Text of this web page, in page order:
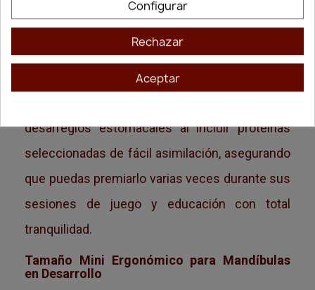
provocarles gases o malas digestiones. La
respuesta experta deQuibropetses la fórmula
equilibrada para perros cachorros. Esta
desarreglos estomacales al incluir proteínas
seleccionadas de fácil asimilación, asegurando
que puedas premiarlo varias veces durante sus
sesiones de juego y educación con total
tranquilidad.
Tamaño Mini Ergonómico para Mandíbulas
en Desarrollo
Configurar
Rechazar
Aceptar